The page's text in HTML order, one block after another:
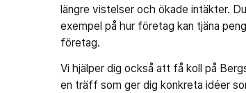
längre vistelser och ökade intäkter.
exempel på hur företag kan tjäna
företag.
Vi hjälper dig också att få koll på
en träff som ger dig konkreta idéer